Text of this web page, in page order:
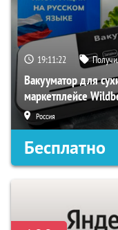
19:11:21
Вакууматор для
маркетплейсе
Россия
Бесплатно